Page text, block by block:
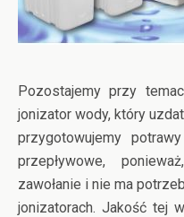
Pozostajemy przy
jonizator wody, który
przygotowujemy
przepływowe,
zawołanie i nie ma
jonizatorach. Jakość tej